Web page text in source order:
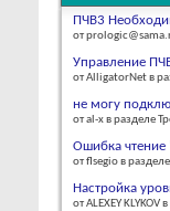
ПЧВ3
от
Управление
от AlligatorNet в
не могу
от al-x в разделе
Ошибка чтение
от flsegio в
Настройка
от ALEXEY